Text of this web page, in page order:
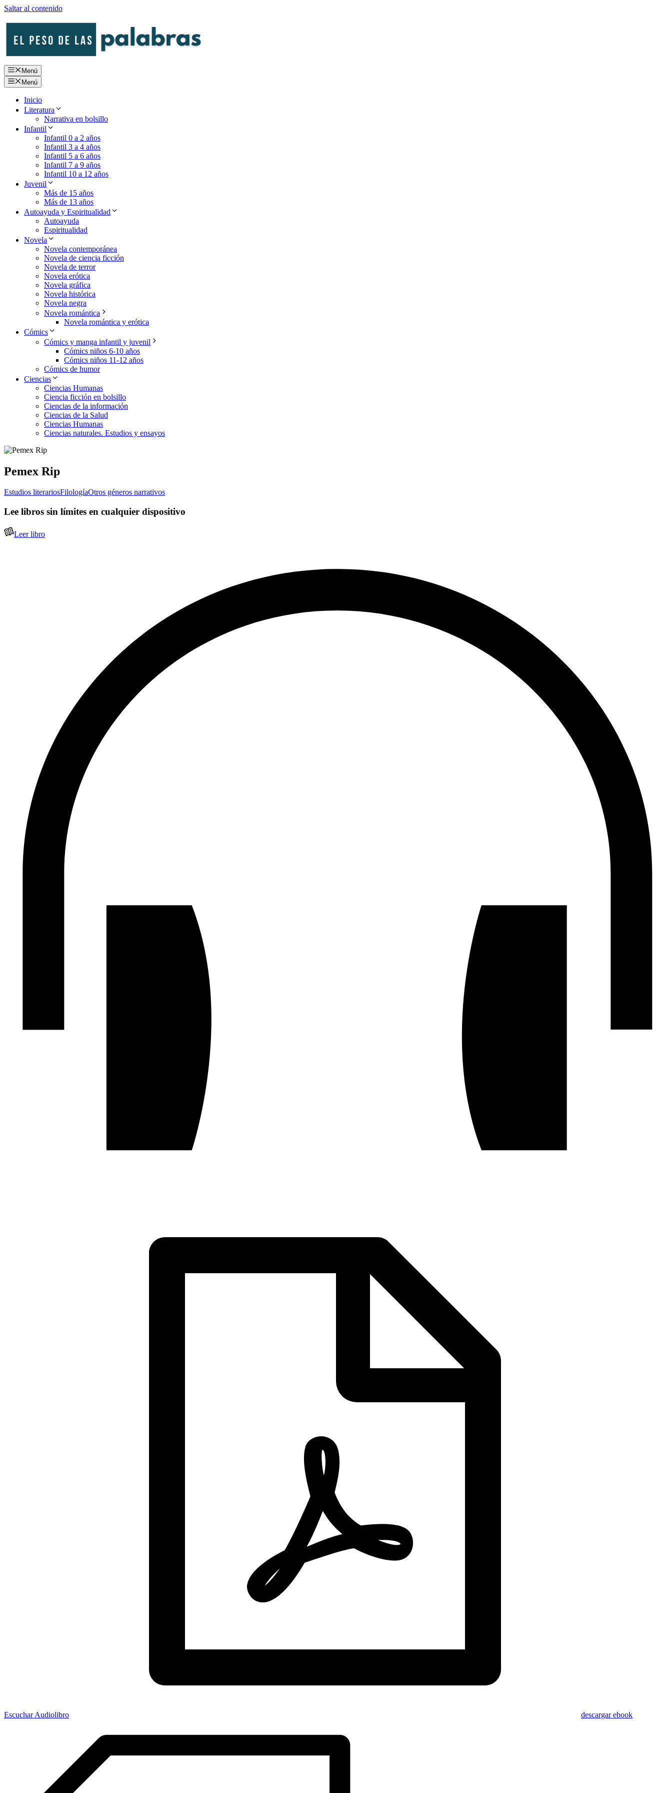
Saltar al contenido
Menú
Menú
Inicio
Literatura
Narrativa en bolsillo
Infantil
Infantil 0 a 2 años
Infantil 3 a 4 años
Infantil 5 a 6 años
Infantil 7 a 9 años
Infantil 10 a 12 años
Juvenil
Más de 15 años
Más de 13 años
Autoayuda y Espiritualidad
Autoayuda
Espiritualidad
Novela
Novela contemporánea
Novela de ciencia ficción
Novela de terror
Novela erótica
Novela gráfica
Novela histórica
Novela negra
Novela romántica
Novela romántica y erótica
Cómics
Cómics y manga infantil y juvenil
Cómics niños 6-10 años
Cómics niños 11-12 años
Cómics de humor
Ciencias
Ciencias Humanas
Ciencia ficción en bolsillo
Ciencias de la información
Ciencias de la Salud
Ciencias Humanas
Ciencias naturales. Estudios y ensayos
Pemex Rip
Estudios literariosFilologíaOtros géneros narrativos
Lee libros sin límites en cualquier dispositivo
Leer libro
Escuchar Audiolibro descargar ebook